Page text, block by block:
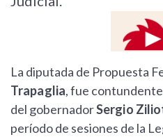
La diputada de Propuesta
Trapaglia, fue
del gobernadorSergio
período de sesiones de la